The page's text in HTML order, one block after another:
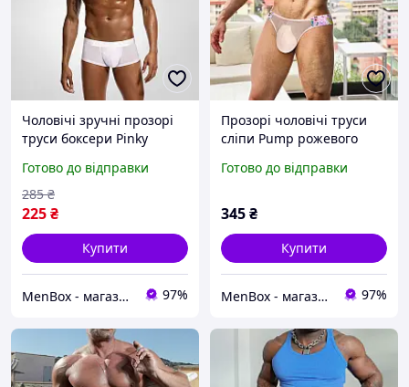
Чоловічі зручні прозорі
труси боксери Pinky
Готово до відправки
225₴
285 ₴
Купити
MenBox - магазин чоловічого одягу, білизни та аксесуарів 97%
Прозорі чоловічі труси
сліпи Pump рожевого
Готово до відправки
345₴
Купити
MenBox - магазин чоловічого одягу, білизни та аксесуарів 97%